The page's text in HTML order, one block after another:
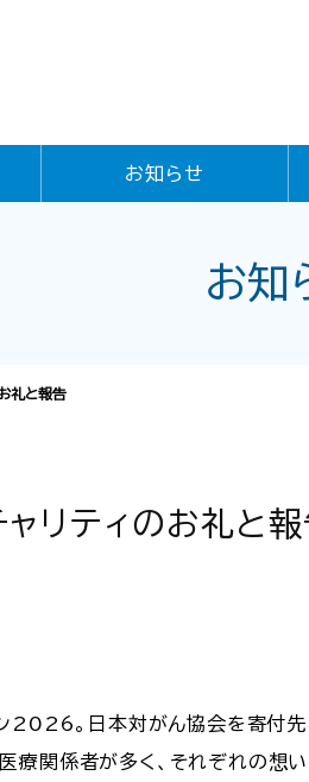
お知らせ
お知
礼と報告
リティのお礼と報
2026。日本対がん協会を寄付
療関係者が多く、それぞれの想